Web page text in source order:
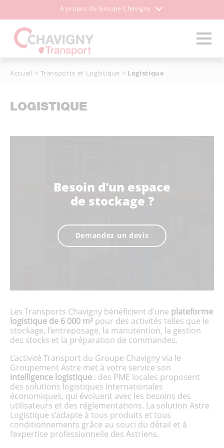
A propos du Groupe Chavigny
Accueil > Transports et Logistique > Logistique
LOGISTIQUE
Besoin d'un espace
de stockage ?
Demandez un devis
Les Transports Chavigny bénéficient d’une plateforme
logistique de 6 000 m² pour des activités telles que le
stockage, l’entreposage, la manutention, la gestion
des stocks et la préparation de commandes.
L’activité Transport du Groupe Chavigny via le
Groupement Astre met à votre service son
intelligence logistique : des PME locales proposent
des solutions logistiques internationales
économiques, qui évoluent avec les besoins des
utilisateurs et des réglementations. La solution Astre
Logistique s’adapte à tous produits et tous
conditionnements grâce au souci du détail et à
l’expertise professionnelle des Astriens.